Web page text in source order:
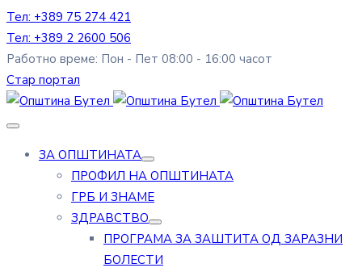
Тел: +389 75 274 421
Тел: +389 2 2600 506
Работно време: Пон - Пет 08:00 - 16:00 часот
Стар портал
ЗА ОПШТИНАТА
ПРОФИЛ НА ОПШТИНАТА
ГРБ И ЗНАМЕ
ЗДРАВСТВО
ПРОГРАМА ЗА ЗАШТИТА ОД ЗАРАЗНИ
БОЛЕСТИ